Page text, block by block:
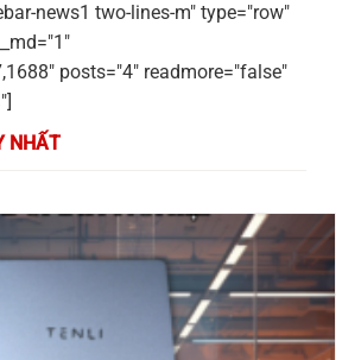
news1 two-lines-m" type="row"
posts="4" readmore="false"
NHẤT